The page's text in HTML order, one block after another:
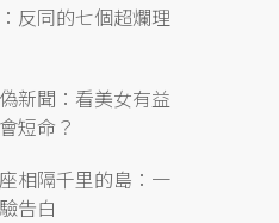
反同的七個超爛理
新聞：看美女有益
短命？
相隔千里的島：一
告白